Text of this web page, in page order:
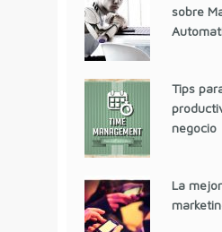
sobre
Tips
negocio
La